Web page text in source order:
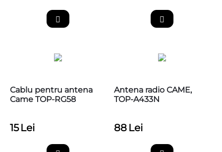
Cablu pentru antena
Came TOP-RG58
15 Lei
Antena radio CAME,
TOP-A433N
88 Lei